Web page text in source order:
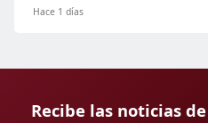
Hace 1 días
Recibe las noticias